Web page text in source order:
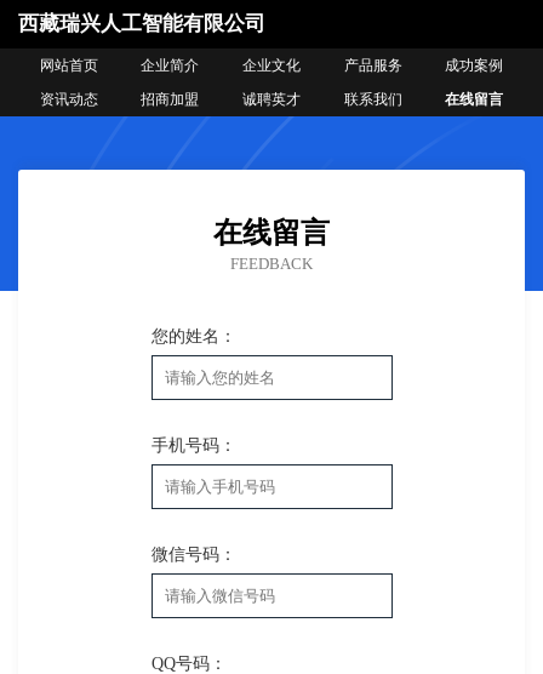
西藏瑞兴人工智能有限公司
网站首页 企业简介 企业文化 产品服务
成功案例
资讯动态
招商加盟 诚聘英才 联系我们 在线留言
在线留言
FEEDBACK
您的姓名：
手机号码：
微信号码：
QQ号码：